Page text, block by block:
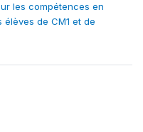
les compétences en
de CM1 et de